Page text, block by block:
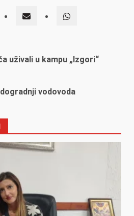
uživali u kampu „Izgori“
vodovoda